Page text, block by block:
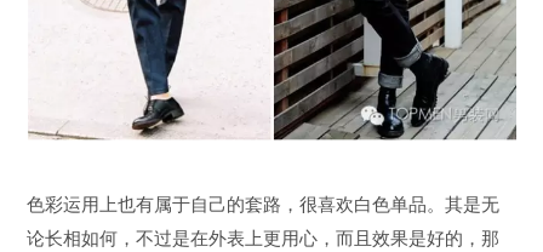
色彩运用上也有属于自己的套路，很喜欢白色单品。其是无
论长相如何，不过是在外表上更用心，而且效果是好的，那